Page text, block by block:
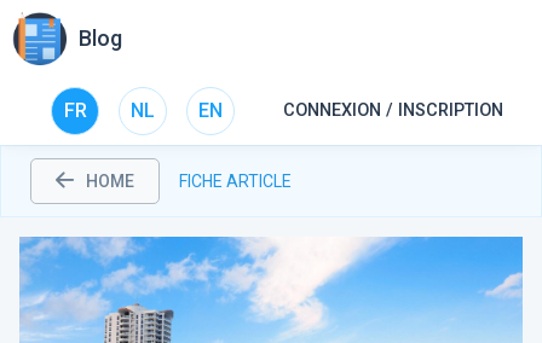
Blog
FR NL EN CONNEXION / INSCRIPTION
HOME FICHE ARTICLE